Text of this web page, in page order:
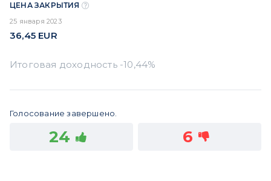
ЦЕНА ЗАКРЫТИЯ
25 января 2023
36,45 EUR
Голосование завершено.
24 6